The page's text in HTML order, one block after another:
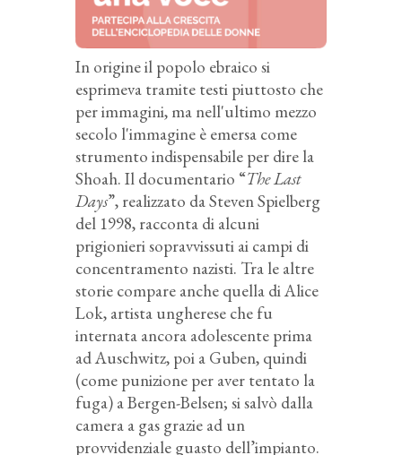
In origine il popolo ebraico si
esprimeva tramite testi piuttosto che
per immagini, ma nell'ultimo mezzo
secolo l'immagine è emersa come
strumento indispensabile per dire la
Shoah. Il documentario “The Last
Days”, realizzato da Steven Spielberg
del 1998, racconta di alcuni
prigionieri sopravvissuti ai campi di
concentramento nazisti. Tra le altre
storie compare anche quella di Alice
Lok, artista ungherese che fu
internata ancora adolescente prima
ad Auschwitz, poi a Guben, quindi
(come punizione per aver tentato la
fuga) a Bergen-Belsen; si salvò dalla
camera a gas grazie ad un
provvidenziale guasto dell’impianto.